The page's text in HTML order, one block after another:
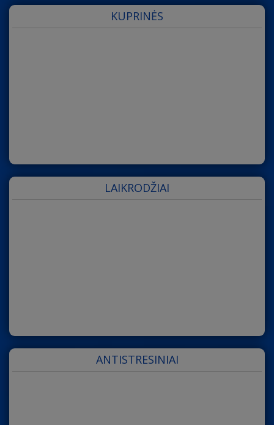
KUPRINĖS
LAIKRODŽIAI
ANTISTRESINIAI